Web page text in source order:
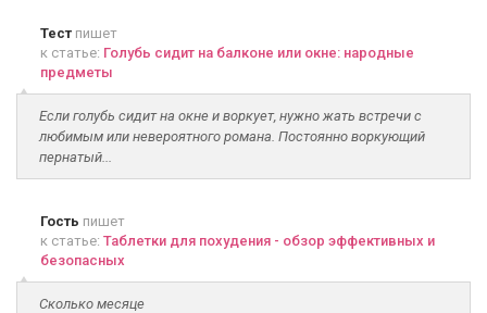
Тест пишет
к статье: Голубь сидит на балконе или окне: народные
предметы
Если голубь сидит на окне и воркует, нужно жать встречи с
любимым или невероятного романа. Постоянно воркующий
пернатый...
Гость пишет
к статье: Таблетки для похудения - обзор эффективных и
безопасных
Сколько месяце